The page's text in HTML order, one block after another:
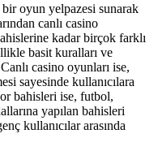
bir oyun yelpazesi sunarak
canlı casino
kadar birçok farklı
basit kuralları ve
casino oyunları ise,
sayesinde kullanıcılara
bahisleri ise, futbol,
yapılan bahisleri
kullanıcılar arasında